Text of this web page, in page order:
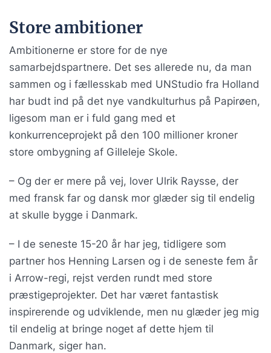
Store ambitioner
Ambitionerne er store for de nye
samarbejdspartnere. Det ses allerede nu, da man
sammen og i fællesskab med UNStudio fra Holland
har budt ind på det nye vandkulturhus på Papirøen,
ligesom man er i fuld gang med et
konkurrenceprojekt på den 100 millioner kroner
store ombygning af Gilleleje Skole.
– Og der er mere på vej, lover Ulrik Raysse, der
med fransk far og dansk mor glæder sig til endelig
at skulle bygge i Danmark.
– I de seneste 15-20 år har jeg, tidligere som
partner hos Henning Larsen og i de seneste fem år
i Arrow-regi, rejst verden rundt med store
præstigeprojekter. Det har været fantastisk
inspirerende og udviklende, men nu glæder jeg mig
til endelig at bringe noget af dette hjem til
Danmark, siger han.